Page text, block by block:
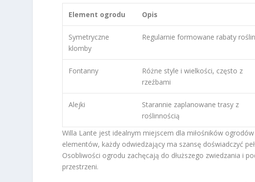
Element ogrodu Opis
Symetryczne
klomby
Regularnie formowane rabaty
Fontanny
Różne style i wielkości, często z
rzeźbami
Alejki
Starannie zaplanowane trasy z
roślinnością
Willa Lante jest idealnym miejscem dla miłośników
elementów, każdy odwiedzający ma szansę doświadczyć
Osobliwości ogrodu zachęcają do dłuższego zwiedzania i
przestrzeni.